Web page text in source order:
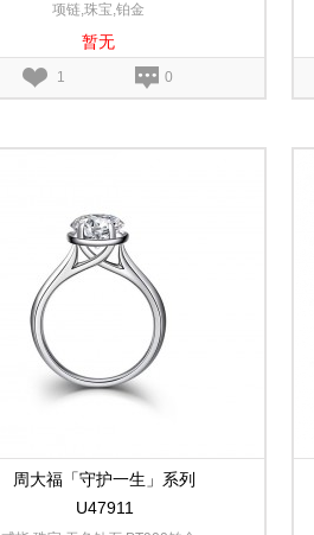
项链,珠宝,铂金
暂无
1 0
周大福「守护一生」系列
U47911